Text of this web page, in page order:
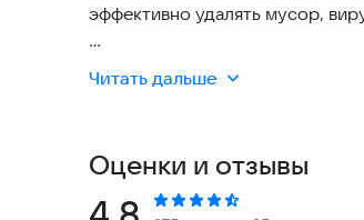
эффективно удалять мусор,
Основные характеристики:
временные данные. Это
станет вашим главным
Читать дальше
Оценки и отзывы